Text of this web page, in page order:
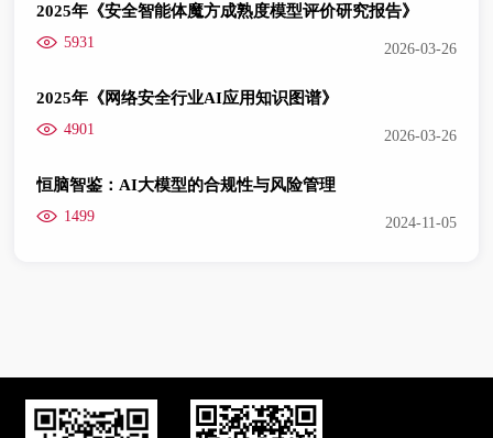
2025年《安全智能体魔方成熟度模型评价研究报告》
5931 2026-03-26
2025年《网络安全行业AI应用知识图谱》
4901 2026-03-26
恒脑智鉴：AI大模型的合规性与风险管理
1499 2024-11-05